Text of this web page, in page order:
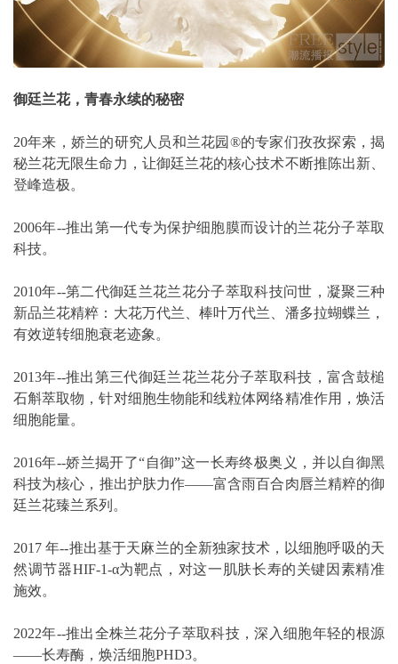
御廷兰花，青春永续的秘密
20年来，娇兰的研究人员和兰花园®的专家们孜孜探索，揭
秘兰花无限生命力，让御廷兰花的核心技术不断推陈出新、
登峰造极。
2006年--推出第一代专为保护细胞膜而设计的兰花分子萃取
科技。
2010年--第二代御廷兰花兰花分子萃取科技问世，凝聚三种
新品兰花精粹：大花万代兰、棒叶万代兰、潘多拉蝴蝶兰，
有效逆转细胞衰老迹象。
2013年--推出第三代御廷兰花兰花分子萃取科技，富含鼓槌
石斛萃取物，针对细胞生物能和线粒体网络精准作用，焕活
细胞能量。
2016年--娇兰揭开了“自御”这一长寿终极奥义，并以自御黑
科技为核心，推出护肤力作——富含雨百合肉唇兰精粹的御
廷兰花臻兰系列。
2017 年--推出基于天麻兰的全新独家技术，以细胞呼吸的天
然调节器HIF-1-α为靶点，对这一肌肤长寿的关键因素精准
施效。
2022年--推出全株兰花分子萃取科技，深入细胞年轻的根源
——长寿酶，焕活细胞PHD3。